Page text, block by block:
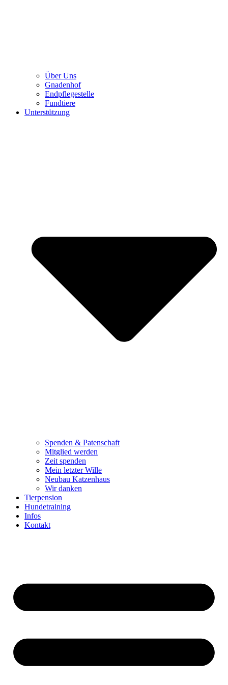
Über Uns
Gnadenhof
Endpflegestelle
Fundtiere
Unterstützung
Spenden & Patenschaft
Mitglied werden
Zeit spenden
Mein letzter Wille
Neubau Katzenhaus
Wir danken
Tierpension
Hundetraining
Infos
Kontakt